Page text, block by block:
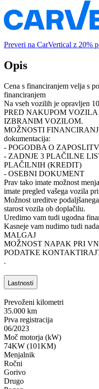
Preveri na CarVertical z 20%
Opis
Cena s financiranjem velja s
financiranjem
Na vseh vozilih je opravljen
PRED NAKUPOM
IZBRANIM VOZILOM.
MOŽNOSTI
dokumentacija:
- POGODBA O
- ZADNJE 3 PLAČILNE
PLAČILNIH (KREDIT)
- OSEBNI DOKUMENT
Prav tako imate možnost
imate pregled vašega vozila
Možnost ureditve
starost vozila ob doplačilu.
Uredimo vam tudi ugodna
Kasneje vam nudimo tudi
MALGAJ
MOŽNOST NAPAK PRI
PODATKE
.
Lastnosti
Prevoženi kilometri
35.000 km
Prva registracija
06/2023
Moč motorja (kW)
74KW (101KM)
Menjalnik
Ročni
Gorivo
Drugo